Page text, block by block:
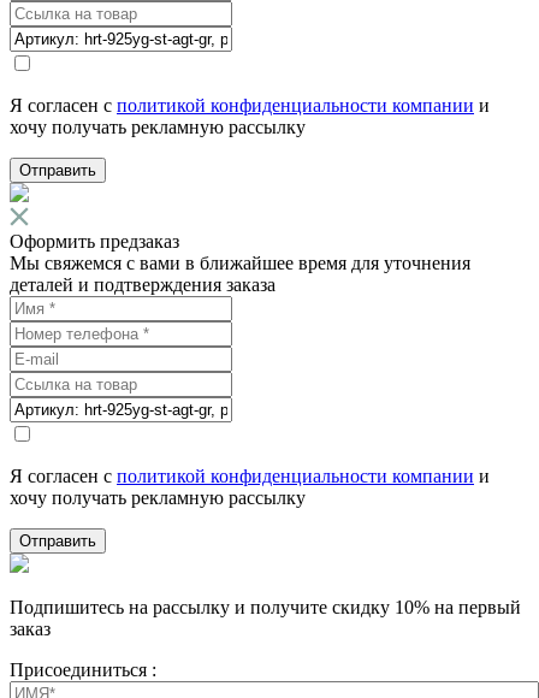
Я согласен с политикой конфиденциальности компании и
хочу получать рекламную рассылку
Отправить
Оформить предзаказ
Мы свяжемся с вами в ближайшее время для уточнения
деталей и подтверждения заказа
Я согласен с политикой конфиденциальности компании и
хочу получать рекламную рассылку
Отправить
Подпишитесь на рассылку и получите скидку 10% на первый
заказ
Присоединиться :